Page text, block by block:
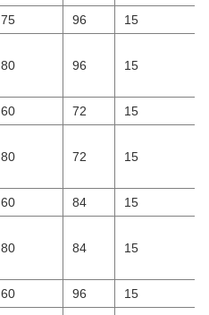
75 96 15
80 96 15
60 72 15
80 72 15
60 84 15
80 84 15
60 96 15